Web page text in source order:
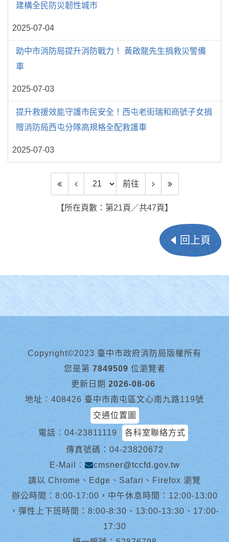
建構全民防災韌性城市
2025-07-04
助中市消防局提升消防戰力！ 黃啟龍先生捐救災警備
車
2025-07-03
提升救援效能守護市民安全！西屯老街瑞和商號子女捐
贈消防局西屯分隊高規格全配救護車
2025-07-03
前往頁數 前往
【所在頁數：第21頁／共47頁】
回上頁
Copyright©2023 臺中市政府消防局版權所有
您是第 7849509 位瀏覽者
更新日期 2026-08-06
地址︰408426 臺中市南屯區文心南九路119號
交通位置圖
電話︰ 04-23811119
各科室聯絡方式
傳真號碼：04-23820672
E-Mail︰
cmsner@tccfd.gov.tw
請以 Chrome、Edge、Safari、Firefox 瀏覽
辦公時間：8:00-17:00，中午休息時間：12:00-13:00
，彈性上下班時間：8:00-8:30、13:00-13:30、17:00-
17:30